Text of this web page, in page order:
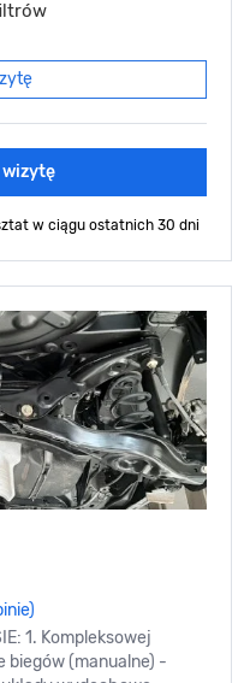
w ciągu ostatnich 30 dni
1. Kompleksowej
biegów (manualne) -